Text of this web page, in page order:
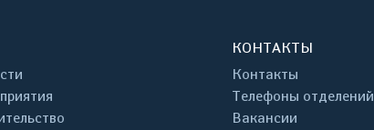
КОНТАКТЫ
Контакты
Телефоны отделений
Вакансии